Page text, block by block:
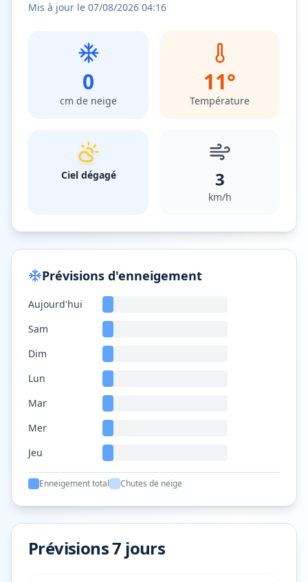
Mis à jour le 07/08/2026 04:16
0
cm de neige
11°
Température
Ciel dégagé 3
km/h
Prévisions d'enneigement
Aujourd'hui
Sam
Dim
Lun
Mar
Mer
Jeu
Enneigement total Chutes de neige
Prévisions 7 jours